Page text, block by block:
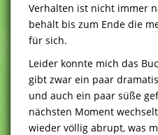
Verhalten ist nicht immer
behält bis zum Ende die
für sich.
Leider konnte mich das
gibt zwar ein paar
und auch ein paar süße
nächsten Moment
wieder völlig abrupt, was